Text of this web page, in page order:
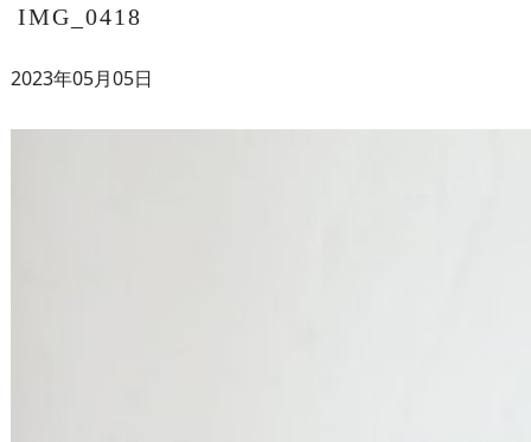
IMG_0418
2023年05月05日